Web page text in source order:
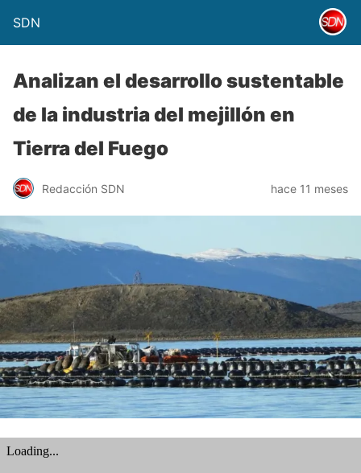
SDN
Analizan el desarrollo sustentable
de la industria del mejillón en
Tierra del Fuego
Redacción SDN hace 11 meses